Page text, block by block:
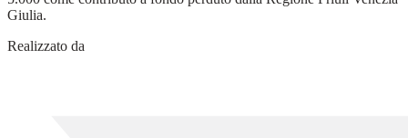
Giulia.
Realizzato da